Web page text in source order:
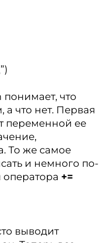
что
а что нет. Первая
переменной ее
То же самое
и немного по-
оператора +=
выводит